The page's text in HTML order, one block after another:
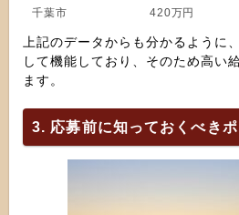
千葉市 420万円
上記のデータからも分かるように
して機能しており、そのため高い
ます。
3. 応募前に知っておくべきポ